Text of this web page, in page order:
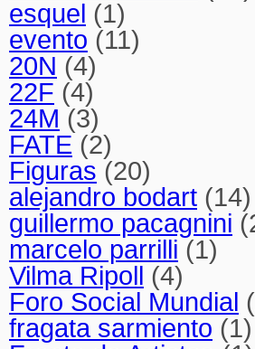
esquel (1)
evento (11)
20N (4)
22F (4)
24M (3)
FATE (2)
Figuras (20)
alejandro bodart (14)
guillermo pacagnini
marcelo parrilli (1)
Vilma Ripoll (4)
Foro Social Mundial
fragata sarmiento (1)